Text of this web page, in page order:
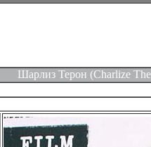
Шарлиз Терон (Charlize